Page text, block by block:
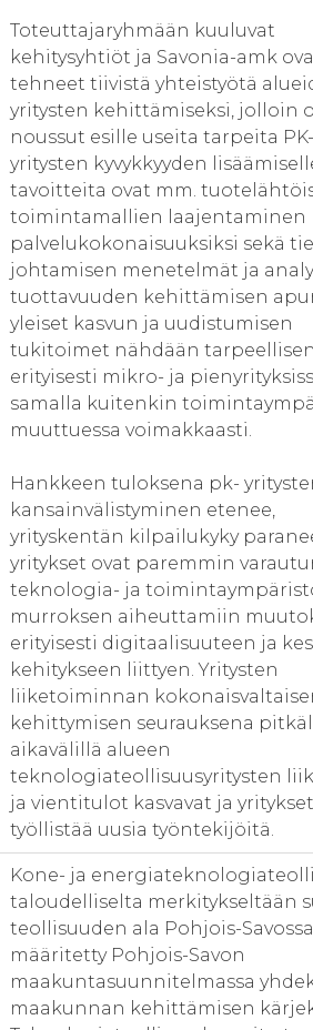
Toteuttajaryhmään kuuluvat
kehitysyhtiöt ja Savonia-amk
tehneet tiivistä yhteistyötä
yritysten kehittämiseksi, jolloin
noussut esille useita tarpeita PK-
yritysten kyvykkyyden
tavoitteita ovat mm.
toimintamallien laajentaminen
palvelukokonaisuuksiksi sekä
johtamisen menetelmät ja
tuottavuuden kehittämisen
yleiset kasvun ja uudistumisen
tukitoimet nähdään
erityisesti mikro- ja
samalla kuitenkin
muuttuessa voimakkaasti.
Hankkeen tuloksena pk-
kansainvälistyminen etenee,
yrityskentän kilpailukyky
yritykset ovat paremmin
teknologia- ja
murroksen aiheuttamiin
erityisesti digitaalisuuteen ja
kehitykseen liittyen. Yritysten
liiketoiminnan
kehittymisen seurauksena
aikavälillä alueen
teknologiateollisuusyritysten
ja vientitulot kasvavat ja
työllistää uusia työntekijöitä.
Kone- ja
taloudelliselta merkitykseltään
teollisuuden ala Pohjois-
määritetty Pohjois-Savon
maakuntasuunnitelmassa
maakunnan kehittämisen